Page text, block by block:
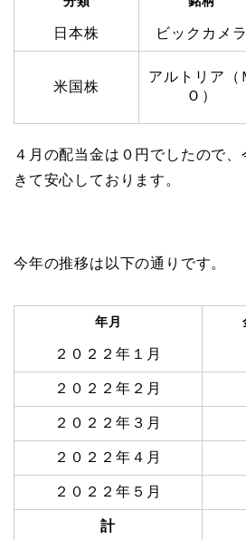
日本株 ビックカメラ
米国株
アルトリア（
Ｏ）
４月の配当金は０円でしたので
きて安心しております。
今年の推移は以下の通りです。
年月
２０２２年１月
２０２２年２月
２０２２年３月
２０２２年４月
２０２２年５月
計